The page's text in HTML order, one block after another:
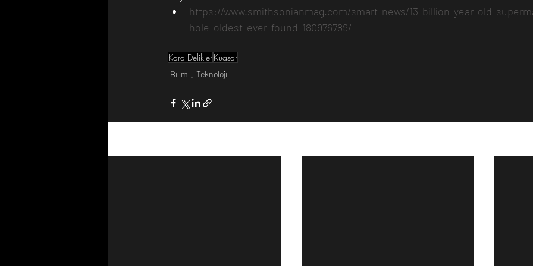
https://www.smithsonianmag.com/smart-news/13-billion-year-old-
hole-oldest-ever-found-180976789/
Kara DeliklerKuasar
Bilim Teknoloji